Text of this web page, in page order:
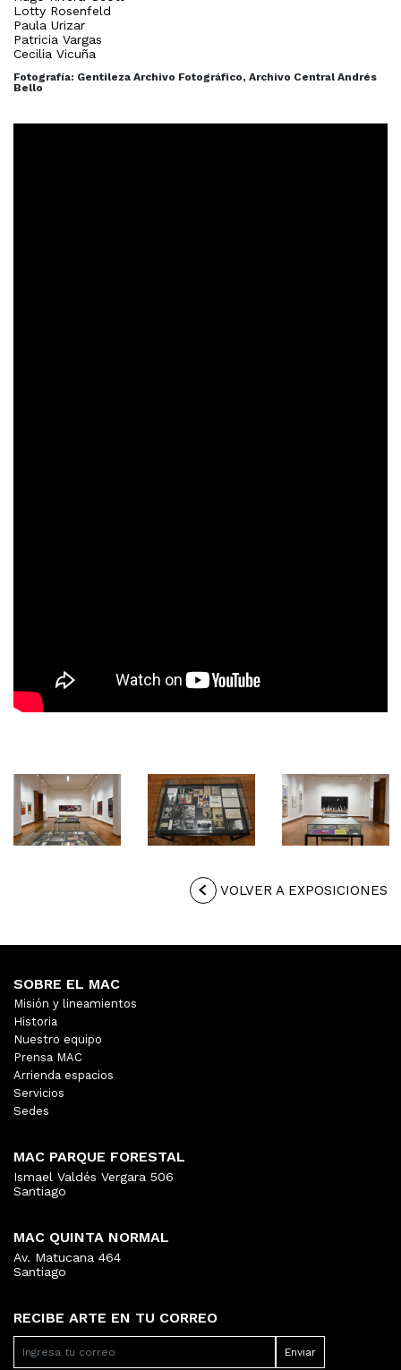
Lotty Rosenfeld
Paula Urizar
Patricia Vargas
Cecilia Vicuña
Fotografía: Gentileza Archivo Fotográfico, Archivo Central Andrés
Bello
VOLVER A EXPOSICIONES
RECIBE ARTE EN TU CORREO
SOBRE EL MAC
Misión y lineamientos
Historia
Nuestro equipo
Prensa MAC
Arrienda espacios
Servicios
Sedes
MAC PARQUE FORESTAL
Ismael Valdés Vergara 506
Santiago
MAC QUINTA NORMAL
Av. Matucana 464
Santiago